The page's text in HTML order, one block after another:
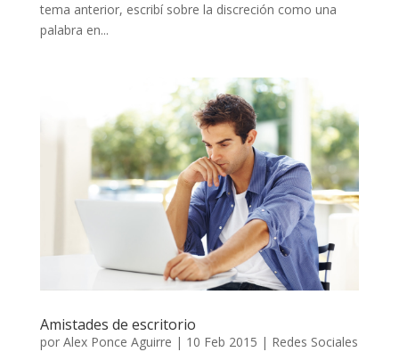
tema anterior, escribí sobre la discreción como una
palabra en...
Amistades de escritorio
por Alex Ponce Aguirre | 10 Feb 2015 | Redes Sociales